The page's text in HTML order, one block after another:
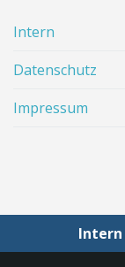
Intern
Datenschutz
Impressum
Intern